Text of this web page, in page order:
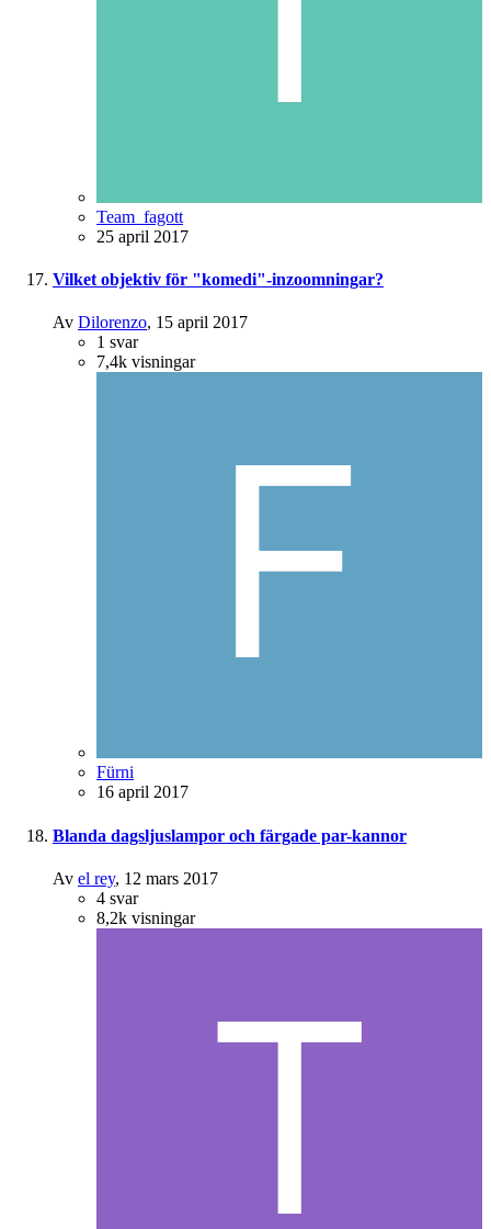
Team_fagott
25 april 2017
Vilket objektiv för "komedi"-inzoomningar?
Av Dilorenzo, 15 april 2017
1 svar
7,4k visningar
Fürni
16 april 2017
Blanda dagsljuslampor och färgade par-kannor
Av el rey, 12 mars 2017
4 svar
8,2k visningar